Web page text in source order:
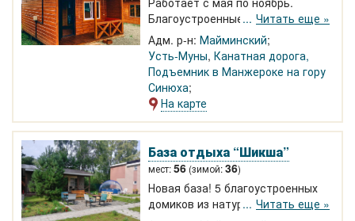
Благоустроенные отдельно
стоящие домики на 2, 3, 4, 5, 8
человек - от 1500 руб с человека.
300 м до Катуни
Читать еще »
Адм. р-н: Майминский
Усть-Муны, Канатная дорога,
Подъемник в Манжероке на гору
Синюха
На карте
База отдыха “Шикша”
мест:56 (зимой:36)
Новая база! 5 благоустроенных
домиков из натурального дерева
Читать еще »